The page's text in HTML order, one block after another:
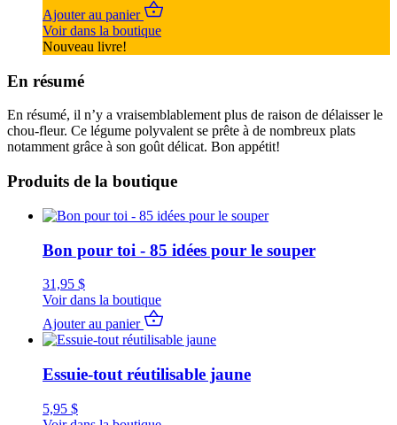
Ajouter au panier
Voir dans la boutique
Nouveau livre!
En résumé
En résumé, il n’y a vraisemblablement plus de raison de délaisser le
chou-fleur. Ce légume polyvalent se prête à de nombreux plats
notamment grâce à son goût délicat. Bon appétit!
Produits de la boutique
Bon pour toi - 85 idées pour le souper
31,95 $
Voir dans la boutique
Ajouter au panier
Essuie-tout réutilisable jaune
5,95 $